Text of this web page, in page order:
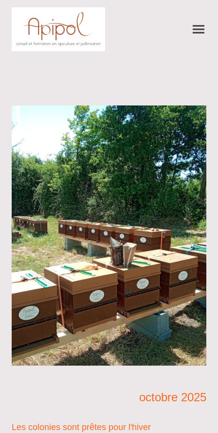
octobre 2025
Les colonies sont prêtes pour l'hiver